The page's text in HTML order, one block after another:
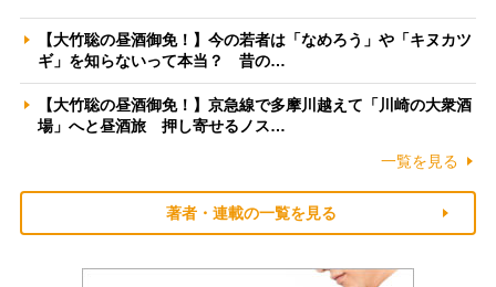
【大竹聡の昼酒御免！】今の若者は「なめろう」や「キヌカツ
ギ」を知らないって本当？ 昔の…
【大竹聡の昼酒御免！】京急線で多摩川越えて「川崎の大衆酒
場」へと昼酒旅 押し寄せるノス…
一覧を見る
著者・連載の一覧を見る